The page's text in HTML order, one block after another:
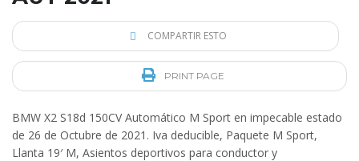
COMPARTIR ESTO
PRINT PAGE
BMW X2 S18d 150CV Automático M Sport en impecable estado
de 26 de Octubre de 2021. Iva deducible, Paquete M Sport,
Llanta 19′ M, Asientos deportivos para conductor y